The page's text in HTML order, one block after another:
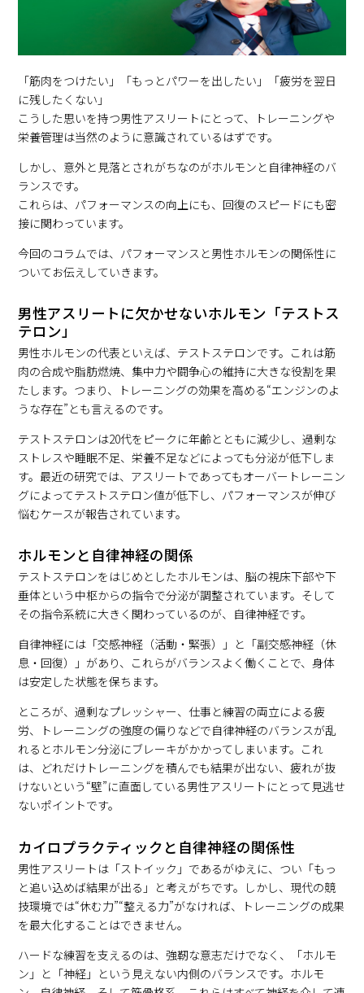
「筋肉をつけたい」「もっとパワーを出したい」「疲労を翌日
に残したくない」
こうした思いを持つ男性アスリートにとって、トレーニングや
栄養管理は当然のように意識されているはずです。
しかし、意外と見落とされがちなのがホルモンと自律神経のバ
ランスです。
これらは、パフォーマンスの向上にも、回復のスピードにも密
接に関わっています。
今回のコラムでは、パフォーマンスと男性ホルモンの関係性に
ついてお伝えしていきます。
男性アスリートに欠かせないホルモン「テストス
テロン」
男性ホルモンの代表といえば、テストステロンです。これは筋
肉の合成や脂肪燃焼、集中力や闘争心の維持に大きな役割を果
たします。つまり、トレーニングの効果を高める“エンジンのよ
うな存在”とも言えるのです。
テストステロンは20代をピークに年齢とともに減少し、過剰な
ストレスや睡眠不足、栄養不足などによっても分泌が低下しま
す。最近の研究では、アスリートであってもオーバートレーニン
グによってテストステロン値が低下し、パフォーマンスが伸び
悩むケースが報告されています。
ホルモンと自律神経の関係
テストステロンをはじめとしたホルモンは、脳の視床下部や下
垂体という中枢からの指令で分泌が調整されています。そして
その指令系統に大きく関わっているのが、自律神経です。
自律神経には「交感神経（活動・緊張）」と「副交感神経（休
息・回復）」があり、これらがバランスよく働くことで、身体
は安定した状態を保ちます。
ところが、過剰なプレッシャー、仕事と練習の両立による疲
労、トレーニングの強度の偏りなどで自律神経のバランスが乱
れるとホルモン分泌にブレーキがかかってしまいます。これ
は、どれだけトレーニングを積んでも結果が出ない、疲れが抜
けないという“壁”に直面している男性アスリートにとって見逃せ
ないポイントです。
カイロプラクティックと自律神経の関係性
男性アスリートは「ストイック」であるがゆえに、つい「もっ
と追い込めば結果が出る」と考えがちです。しかし、現代の競
技環境では“休む力”“整える力”がなければ、トレーニングの成果
を最大化することはできません。
ハードな練習を支えるのは、強靭な意志だけでなく、「ホルモ
ン」と「神経」という見えない内側のバランスです。ホルモ